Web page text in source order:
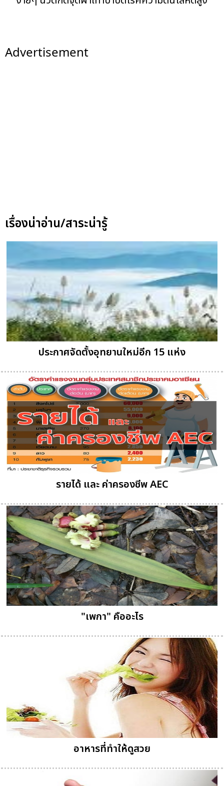
Advertisement
เรื่องน่าอ่าน/สาระน่ารู้
ประกาศจัดตั้งอุทยานใหม่อีก 15 แห่ง
รายได้ และ ค่าครองชีพ AEC
"เพกา" คืออะไร
อาหารที่ทำให้ดูสวย